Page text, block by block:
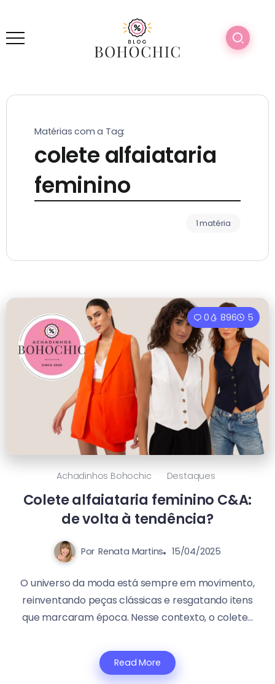
Matérias com a Tag:
colete alfaiataria
feminino
1 matéria
0 896 5
Achadinhos Bohochic Destaques
Colete alfaiataria feminino C&A:
de volta à tendência?
Por Renata Martins 15/04/2025
O universo da moda está sempre em movimento,
reinventando peças clássicas e resgatando itens
que marcaram época. Nesse contexto, o colete...
Read More